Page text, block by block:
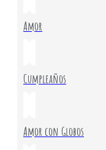
Amor
Cumpleaños
Amor con Globos